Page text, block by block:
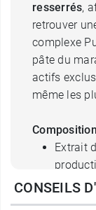
resserrés,
retrouver
complexe
pâte du
actifs
même les
Extrait
CONSEILS